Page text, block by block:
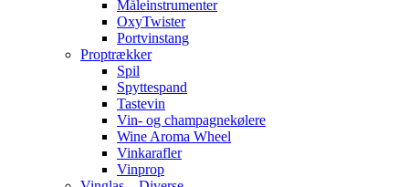
Måleinstrumenter
OxyTwister
Portvinstang
Proptrækker
Spil
Spyttespand
Tastevin
Vin- og champagnekølere
Wine Aroma Wheel
Vinkarafler
Vinprop